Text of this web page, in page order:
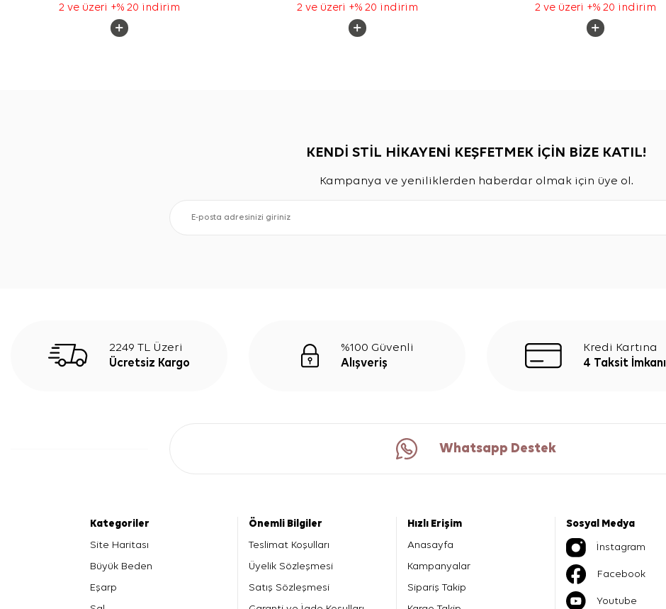
2 ve üzeri +% 20 indirim 2 ve üzeri +% 20 indirim 2 ve üzeri +% 20 indirim
KENDİ STİL HİKAYENİ KEŞFETMEK İÇİN BİZE KATIL!
Kampanya ve yeniliklerden haberdar olmak için üye ol.
2249 TL Üzeri
Ücretsiz Kargo
%100 Güvenli
Alışveriş
Kredi Kartına
4 Taksit İmkanı
Whatsapp Destek
Kategoriler
Site Haritası
Büyük Beden
Eşarp
Önemli Bilgiler
Teslimat Koşulları
Üyelik Sözleşmesi
Satış Sözleşmesi
Hızlı Erişim
Anasayfa
Kampanyalar
Sipariş Takip
Sosyal Medya
İnstagram
Facebook
Youtube